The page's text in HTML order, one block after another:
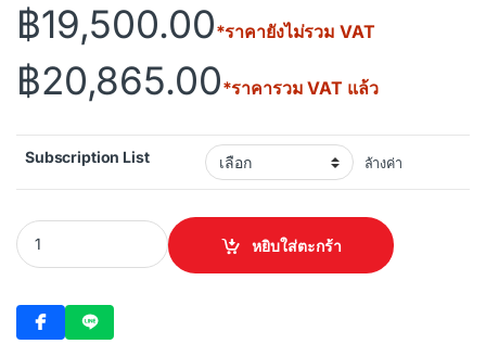
฿19,500.00*ราคายังไม่รวม VAT
฿20,865.00*ราคารวม VAT แล้ว
Subscription List ล้างค่า
Autodesk Revit LT suite 2025 quantity
หยิบใส่ตะกร้า